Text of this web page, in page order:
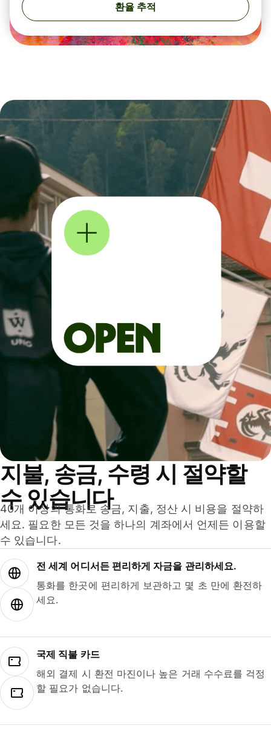
환율 추적
지불, 송금, 수령 시 절약할
수 있습니다
40개 이상의 통화로 송금, 지출, 정산 시 비용을 절약하
세요. 필요한 모든 것을 하나의 계좌에서 언제든 이용할
수 있습니다.
전 세계 어디서든 편리하게 자금을 관리하세요.
통화를 한곳에 편리하게 보관하고 몇 초 만에 환전하
세요.
국제 직불 카드
해외 결제 시 환전 마진이나 높은 거래 수수료를 걱정
할 필요가 없습니다.